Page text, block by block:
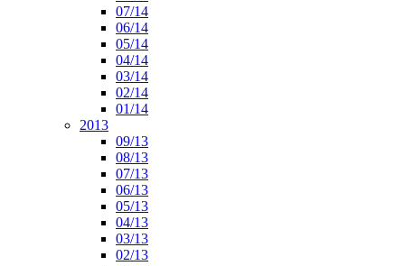
07/14
06/14
05/14
04/14
03/14
02/14
01/14
2013
09/13
08/13
07/13
06/13
05/13
04/13
03/13
02/13